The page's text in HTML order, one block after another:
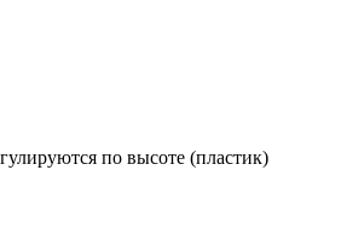
по высоте (пластик)